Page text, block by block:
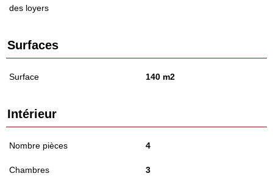
des loyers
Surfaces
Surface 140 m2
Intérieur
Nombre pièces 4
Chambres 3